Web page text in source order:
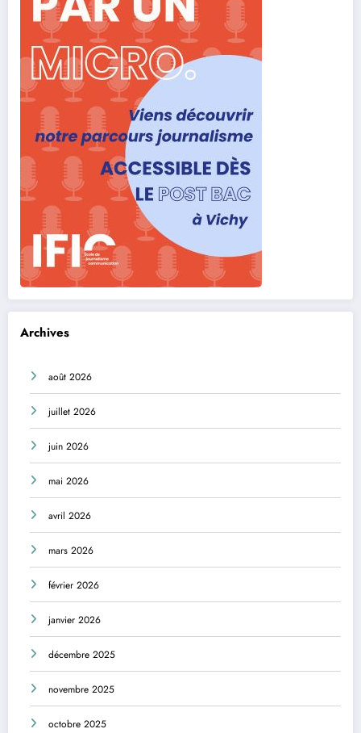
Archives
août 2026
juillet 2026
juin 2026
mai 2026
avril 2026
mars 2026
février 2026
janvier 2026
décembre 2025
novembre 2025
octobre 2025